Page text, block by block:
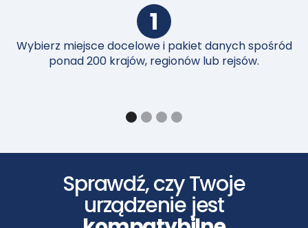
1
Wybierz miejsce docelowe i pakiet danych spośród
ponad 200 krajów, regionów lub rejsów.
Sprawdź, czy Twoje
urządzenie jest